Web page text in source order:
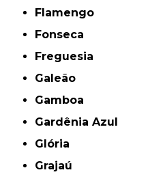
Flamengo
Fonseca
Freguesia
Galeão
Gamboa
Gardênia Azul
Glória
Grajaú